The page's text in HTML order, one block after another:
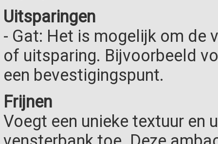
Uitsparingen
- Gat: Het is mogelijk om de
of uitsparing. Bijvoorbeeld
een bevestigingspunt.
Frijnen
Voegt een unieke textuur en